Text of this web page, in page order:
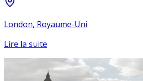
London, Royaume-Uni
Lire la suite